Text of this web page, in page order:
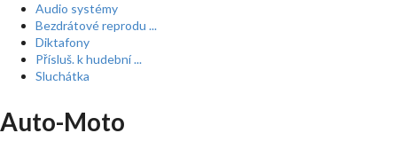
Audio systémy
Bezdrátové reprodu ...
Diktafony
Přísluš. k hudební ...
Sluchátka
Auto-Moto